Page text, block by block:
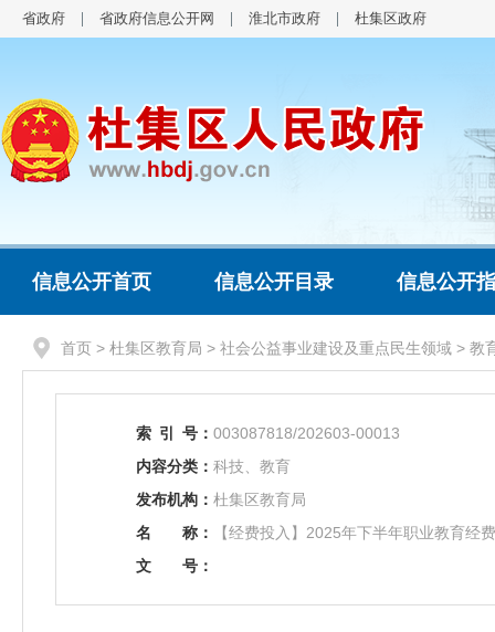
省政府 省政府信息公开网 淮北市政府 杜集区政府
信息公开首页 信息公开目录 信息公开
首页 > 杜集区教育局 > 社会公益事业建设及重点民生领域 > 教
索 引 号： 003087818/202603-00013
内容分类： 科技、教育
发布机构： 杜集区教育局
名
称：
【经费投入】2025年下半年职业教育经
文
号：